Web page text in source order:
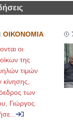
ΟΙΚΟΝΟΜΙΑ
οι
της
τιμών
των
Γιώργος